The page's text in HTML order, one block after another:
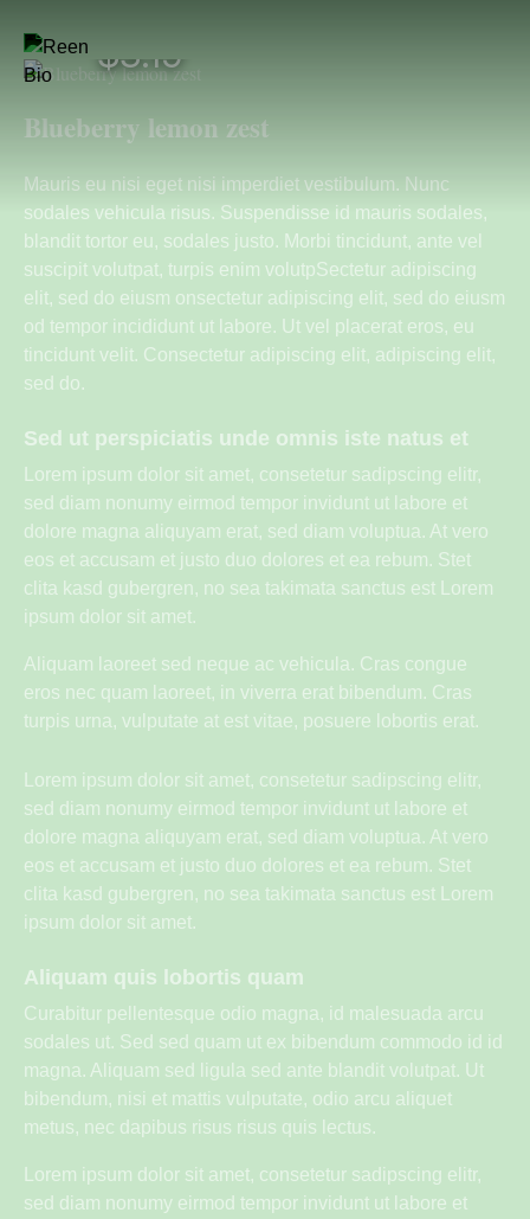
$3.15
Blueberry lemon zest
Mauris eu nisi eget nisi imperdiet vestibulum. Nunc
sodales vehicula risus. Suspendisse id mauris sodales,
blandit tortor eu, sodales justo. Morbi tincidunt, ante vel
suscipit volutpat, turpis enim volutpSectetur adipiscing
elit, sed do eiusm onsectetur adipiscing elit, sed do eiusm
od tempor incididunt ut labore. Ut vel placerat eros, eu
tincidunt velit. Consectetur adipiscing elit, adipiscing elit,
sed do.
Sed ut perspiciatis unde omnis iste natus et
Lorem ipsum dolor sit amet, consetetur sadipscing elitr,
sed diam nonumy eirmod tempor invidunt ut labore et
dolore magna aliquyam erat, sed diam voluptua. At vero
eos et accusam et justo duo dolores et ea rebum. Stet
clita kasd gubergren, no sea takimata sanctus est Lorem
ipsum dolor sit amet.
Aliquam laoreet sed neque ac vehicula. Cras congue
eros nec quam laoreet, in viverra erat bibendum. Cras
turpis urna, vulputate at est vitae, posuere lobortis erat.
Lorem ipsum dolor sit amet, consetetur sadipscing elitr,
sed diam nonumy eirmod tempor invidunt ut labore et
dolore magna aliquyam erat, sed diam voluptua. At vero
eos et accusam et justo duo dolores et ea rebum. Stet
clita kasd gubergren, no sea takimata sanctus est Lorem
ipsum dolor sit amet.
Aliquam quis lobortis quam
Curabitur pellentesque odio magna, id malesuada arcu
sodales ut. Sed sed quam ut ex bibendum commodo id id
magna. Aliquam sed ligula sed ante blandit volutpat. Ut
bibendum, nisi et mattis vulputate, odio arcu aliquet
metus, nec dapibus risus risus quis lectus.
Lorem ipsum dolor sit amet, consetetur sadipscing elitr,
sed diam nonumy eirmod tempor invidunt ut labore et